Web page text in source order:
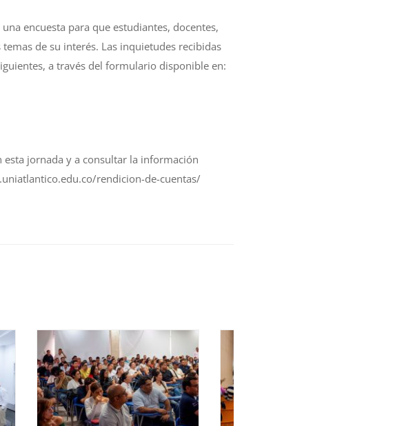
encuesta para que estudiantes, docentes,
de su interés. Las inquietudes recibidas
a través del formulario disponible en:
jornada y a consultar la información
rendicion-de-cuentas/